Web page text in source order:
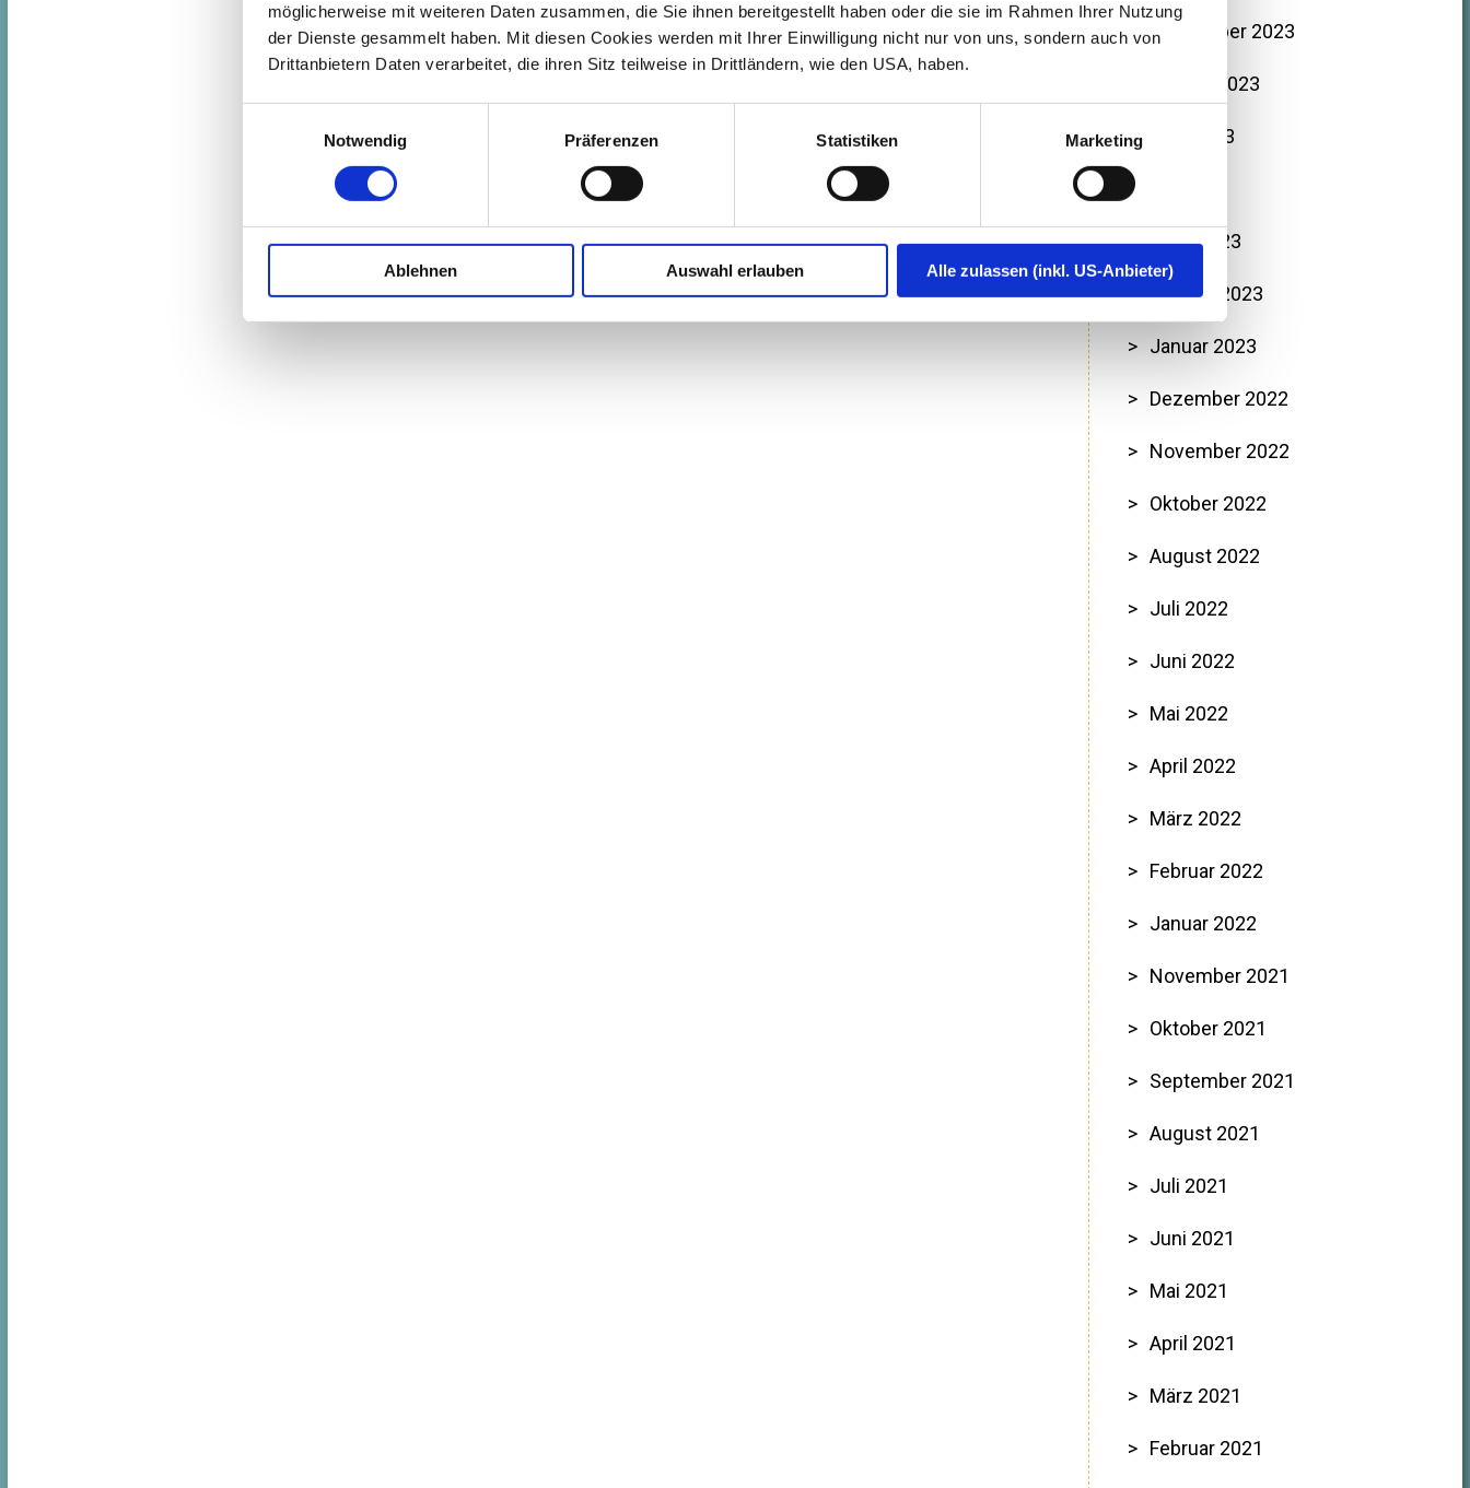
möglicherweise mit weiteren Daten zusammen, die Sie ihnen bereitgestellt haben oder die sie im Rahmen Ihrer Nutzung
der Dienste gesammelt haben. Mit diesen Cookies werden mit Ihrer Einwilligung nicht nur von uns, sondern auch von
Drittanbietern Daten verarbeitet, die ihren Sitz teilweise in Drittländern, wie den USA, haben.
Notwendig
Präferenzen Statistiken Marketing
Ablehnen Auswahl erlauben Alle zulassen (inkl. US-Anbieter)
September 2023
August 2023
Juni 2023
März 2023
Februar 2023
Januar 2023
Dezember 2022
November 2022
Oktober 2022
August 2022
Juli 2022
Juni 2022
Mai 2022
April 2022
März 2022
Februar 2022
Januar 2022
November 2021
Oktober 2021
September 2021
August 2021
Juli 2021
Juni 2021
Mai 2021
April 2021
März 2021
Februar 2021